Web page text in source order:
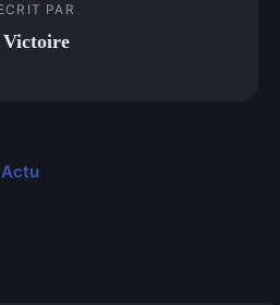
PAR
Victoire